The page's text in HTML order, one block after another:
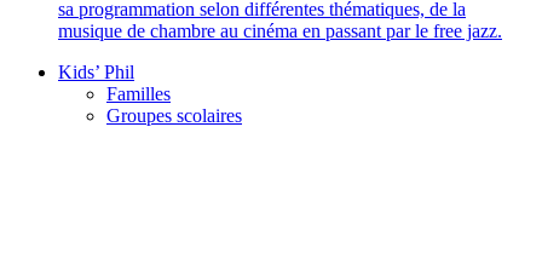
sa programmation selon différentes thématiques, de la
musique de chambre au cinéma en passant par le free jazz.
Kids’ Phil
Familles
Groupes scolaires